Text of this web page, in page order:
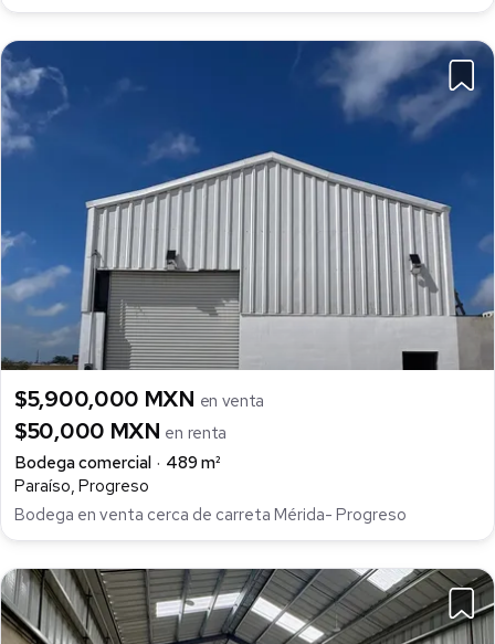
$5,900,000 MXN en venta
$50,000 MXN en renta
Bodega comercial
489 m²
Paraíso, Progreso
Bodega en venta cerca de carreta Mérida- Progreso